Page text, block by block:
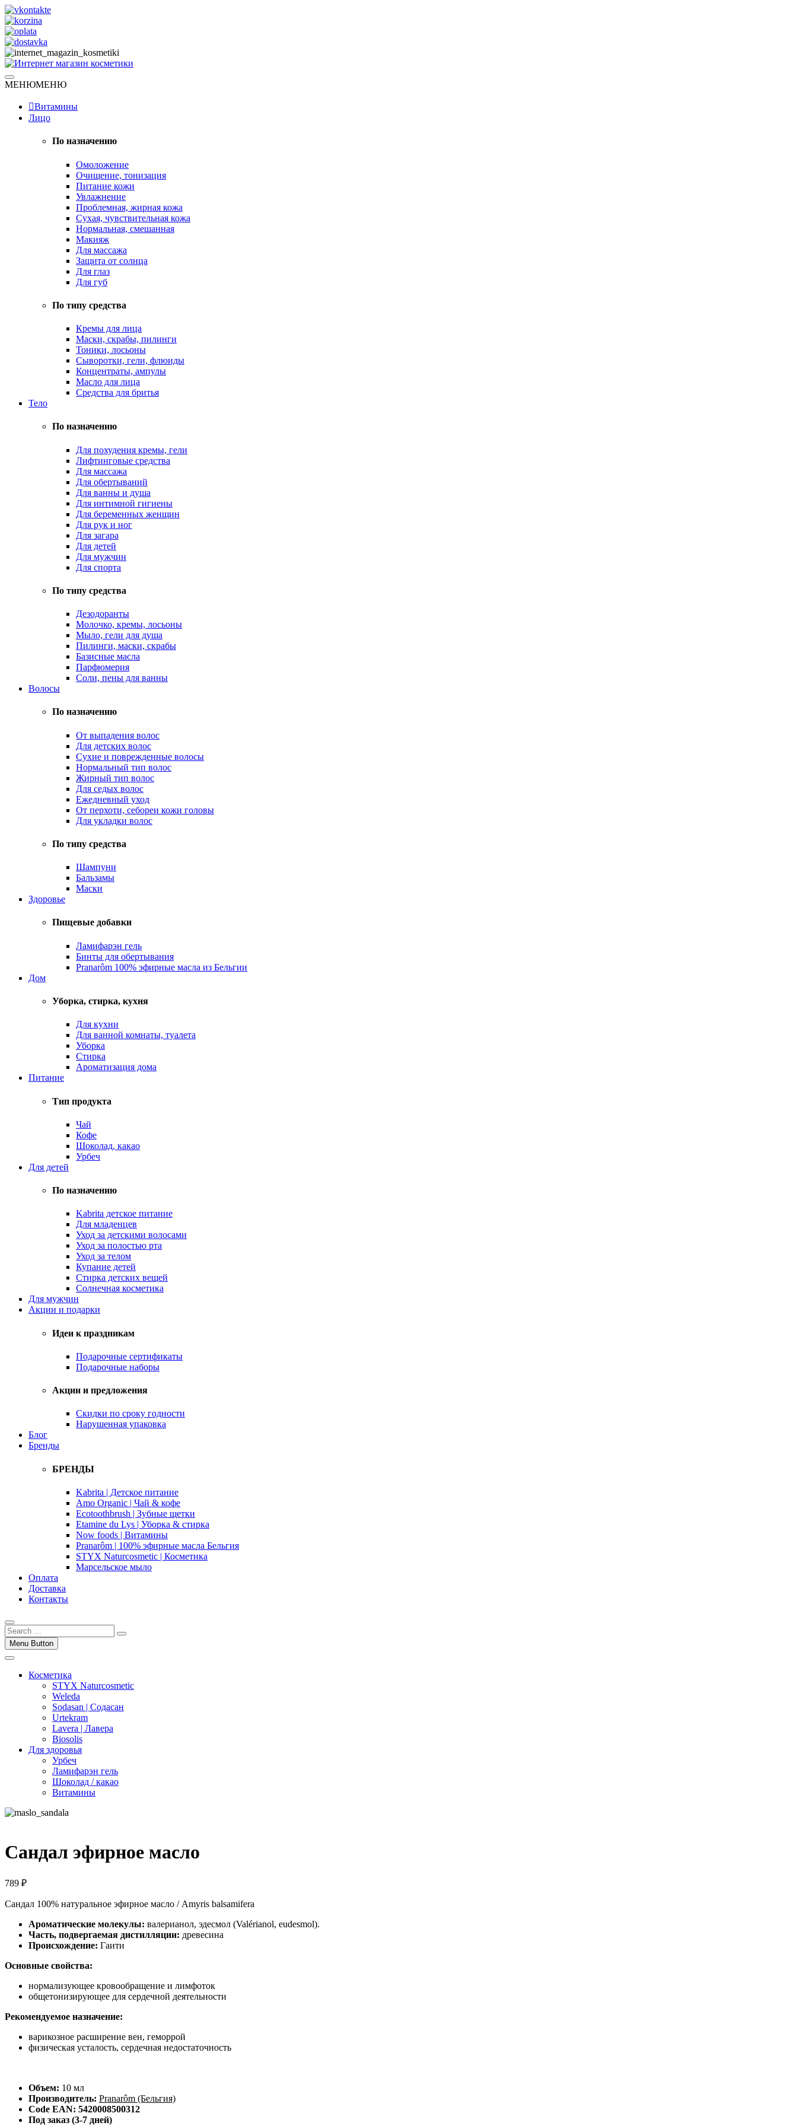
Skip
to
content
Интернет магазин косметики
Натуральная косметика
МЕНЮМЕНЮ
Витамины
Лицо
По назначению
Омоложение
Очищение, тонизация
Питание кожи
Увлажнение
Проблемная, жирная кожа
Сухая, чувствительная кожа
Нормальная, смешанная
Макияж
Для массажа
Защита от солнца
Для глаз
Для губ
По типу средства
Кремы для лица
Маски, скрабы, пилинги
Тоники, лосьоны
Сыворотки, гели, флюиды
Концентраты, ампулы
Масло для лица
Средства для бритья
Тело
По назначению
Для похудения кремы, гели
Лифтинговые средства
Для массажа
Для обертываний
Для ванны и душа
Для интимной гигиены
Для беременных женщин
Для рук и ног
Для загара
Для детей
Для мужчин
Для спорта
По типу средства
Дезодоранты
Молочко, кремы, лосьоны
Мыло, гели для душа
Пилинги, маски, скрабы
Базисные масла
Парфюмерия
Соли, пены для ванны
Волосы
По назначению
От выпадения волос
Для детских волос
Сухие и поврежденные волосы
Нормальный тип волос
Жирный тип волос
Для седых волос
Ежедневный уход
От перхоти, себореи кожи головы
Для укладки волос
По типу средства
Шампуни
Бальзамы
Маски
Здоровье
Пищевые добавки
Ламифарэн гель
Бинты для обертывания
Pranarôm 100% эфирные масла из Бельгии
Дом
Уборка, стирка, кухня
Для кухни
Для ванной комнаты, туалета
Уборка
Стирка
Ароматизация дома
Питание
Тип продукта
Чай
Кофе
Шоколад, какао
Урбеч
Для детей
По назначению
Kabrita детское питание
Для младенцев
Уход за детскими волосами
Уход за полостью рта
Уход за телом
Купание детей
Стирка детских вещей
Солнечная косметика
Для мужчин
Акции и подарки
Идеи к праздникам
Подарочные сертификаты
Подарочные наборы
Акции и предложения
Скидки по сроку годности
Нарушенная упаковка
Блог
Бренды
БРЕНДЫ
Kabrita | Детское питание
Amo Organic | Чай & кофе
Ecotoothbrush | Зубные щетки
Etamine du Lys | Уборка & стирка
Now foods | Витамины
Pranarôm | 100% эфирные масла Бельгия
STYX Naturcosmetic | Косметика
Марсельское мыло
Оплата
Доставка
Контакты
Menu Button
Косметика
STYX Naturcosmetic
Weleda
Sodasan | Содасан
Urtekram
Lavera | Лавера
Biosolis
Для здоровья
Урбеч
Ламифарэн гель
Шоколад / какао
Витамины
Сандал эфирное масло
789 ₽
Сандал 100% натуральное эфирное масло / Amyris balsamifera
Ароматические молекулы: валерианол, эдесмол (Valérianol, eudesmol).
Часть, подвергаемая дистилляции: древесина
Происхождение: Гаити
Основные свойства:
нормализующее кровообращение и лимфоток
общетонизирующее для сердечной деятельности
Рекомендуемое назначение:
варикозное расширение вен, геморрой
физическая усталость, сердечная недостаточность
Объем: 10 мл
Производитель: Pranarôm (Бельгия)
Code EAN: 5420008500312
Под заказ (3-7 дней)